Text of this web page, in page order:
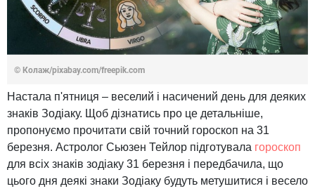
© Колаж/pixabay.com/freepik.com
Настала п'ятниця – веселий і насичений день для деяких
знаків Зодіаку. Щоб дізнатись про це детальніше,
пропонуємо прочитати свій точний гороскоп на 31
березня. Астролог Сьюзен Тейлор підготувала гороскоп
для всіх знаків зодіаку 31 березня і передбачила, що
цього дня деякі знаки Зодіаку будуть метушитися і весело